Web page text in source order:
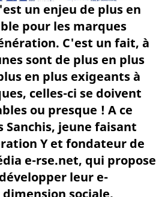
un enjeu de plus en
pour les marques
C'est un fait, à
sont de plus en plus
en plus exigeants à
celles-ci se doivent
ou presque ! A ce
Sanchis, jeune faisant
Y et fondateur de
e-rse.net, qui propose
leur e-
sociale,